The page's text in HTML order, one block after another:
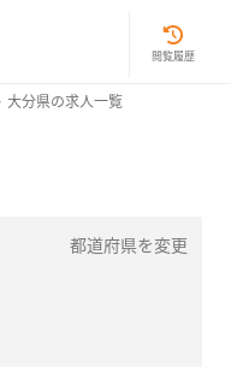
閲覧履歴
大分県の求人一覧
都道府県を変更